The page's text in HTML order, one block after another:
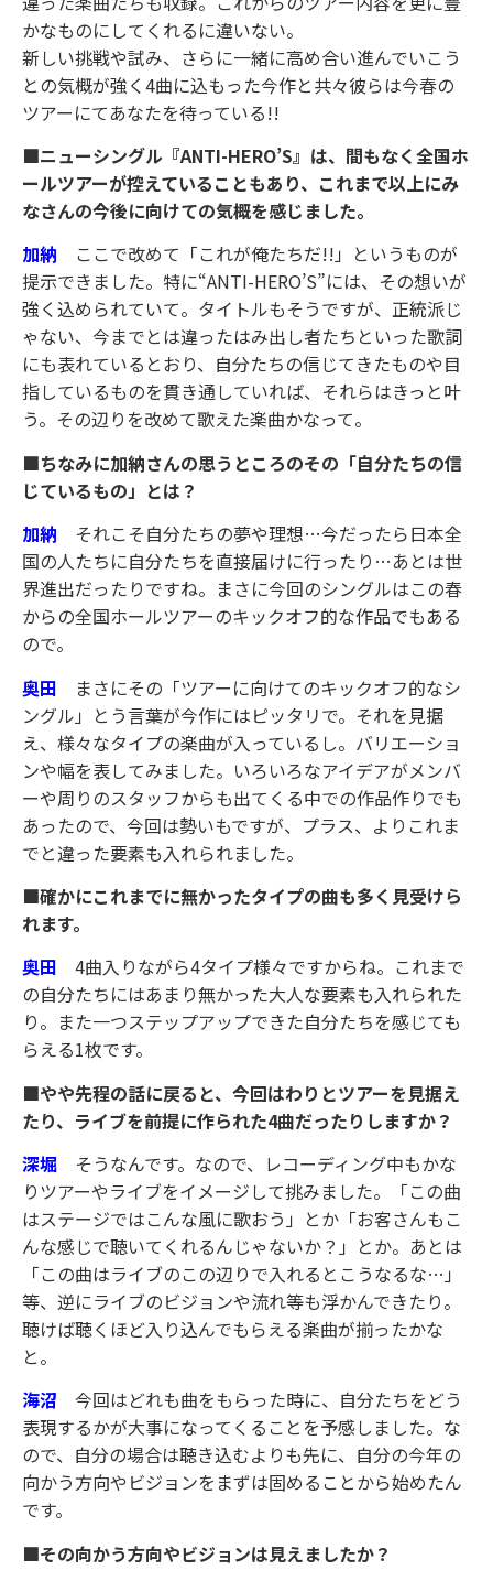
かなものにしてくれるに違いない。
新しい挑戦や試み、さらに一緒に高め合い進んでいこう
との気概が強く4曲に込もった今作と共々彼らは今春の
ツアーにてあなたを待っている!!
■ニューシングル『ANTI-HERO’S』は、間もなく全国ホ
ールツアーが控えていることもあり、これまで以上にみ
なさんの今後に向けての気概を感じました。
加納
ここで改めて「これが俺たちだ!!」というものが
提示できました。特に“ANTI-HERO’S”には、その想いが
強く込められていて。タイトルもそうですが、正統派じ
ゃない、今までとは違ったはみ出し者たちといった歌詞
にも表れているとおり、自分たちの信じてきたものや目
指しているものを貫き通していれば、それらはきっと叶
う。その辺りを改めて歌えた楽曲かなって。
■ちなみに加納さんの思うところのその「自分たちの信
じているもの」とは？
加納 それこそ自分たちの夢や理想…今だったら日本全
国の人たちに自分たちを直接届けに行ったり…あとは世
界進出だったりですね。まさに今回のシングルはこの春
からの全国ホールツアーのキックオフ的な作品でもある
ので。
奥田
まさにその「ツアーに向けてのキックオフ的なシ
ングル」とう言葉が今作にはピッタリで。それを見据
え、様々なタイプの楽曲が入っているし。バリエーショ
ンや幅を表してみました。いろいろなアイデアがメンバ
ーや周りのスタッフからも出てくる中での作品作りでも
あったので、今回は勢いもですが、プラス、よりこれま
でと違った要素も入れられました。
■確かにこれまでに無かったタイプの曲も多く見受けら
れます。
奥田 4曲入りながら4タイプ様々ですからね。これまで
の自分たちにはあまり無かった大人な要素も入れられた
り。また一つステップアップできた自分たちを感じても
らえる1枚です。
■やや先程の話に戻ると、今回はわりとツアーを見据え
たり、ライブを前提に作られた4曲だったりしますか？
深堀 そうなんです。なので、レコーディング中もかな
りツアーやライブをイメージして挑みました。「この曲
はステージではこんな風に歌おう」とか「お客さんもこ
んな感じで聴いてくれるんじゃないか？」とか。あとは
「この曲はライブのこの辺りで入れるとこうなるな…」
等、逆にライブのビジョンや流れ等も浮かんできたり。
聴けば聴くほど入り込んでもらえる楽曲が揃ったかな
と。
海沼 今回はどれも曲をもらった時に、自分たちをどう
表現するかが大事になってくることを予感しました。な
ので、自分の場合は聴き込むよりも先に、自分の今年の
向かう方向やビジョンをまずは固めることから始めたん
です。
■その向かう方向やビジョンは見えましたか？